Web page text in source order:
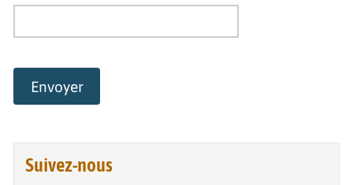
Envoyer
Suivez-nous